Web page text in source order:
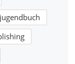
jugendbuch